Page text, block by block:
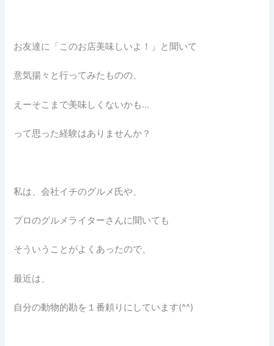
お友達に「このお店美味しいよ！」と聞いて
意気揚々と行ってみたものの、
えーそこまで美味しくないかも…
って思った経験はありませんか？
私は、会社イチのグルメ氏や、
プロのグルメライターさんに聞いても
そういうことがよくあったので、
最近は、
自分の動物的勘を１番頼りにしています(^^)